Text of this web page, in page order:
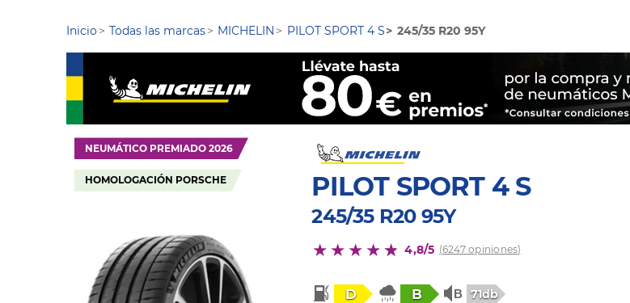
Inicio Todas las marcas MICHELIN PILOT SPORT 4 S 245/35 R20 95Y
NEUMÁTICO PREMIADO 2026
HOMOLOGACIÓN PORSCHE PILOT SPORT 4 S
245/35 R20 95Y
4,8/5 (6247 opiniones)
D B 71db